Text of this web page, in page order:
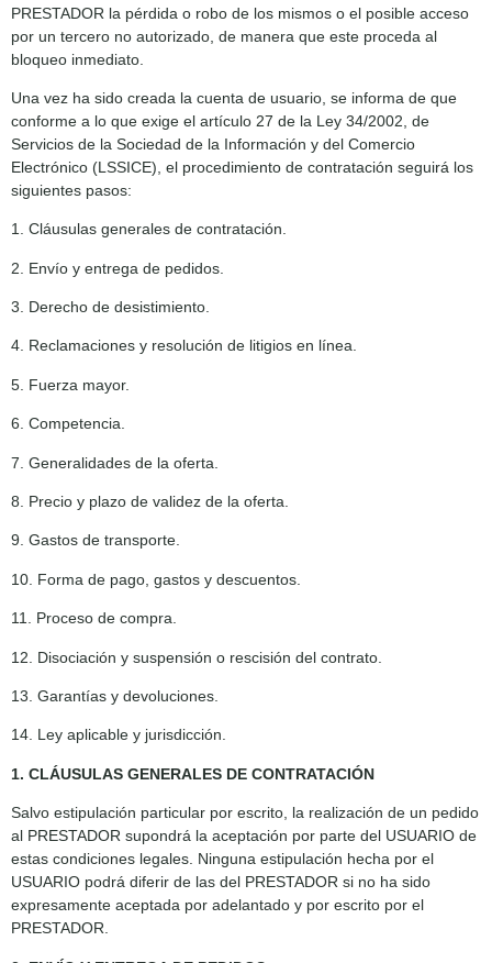
PRESTADOR la pérdida o robo de los mismos o el posible acceso
por un tercero no autorizado, de manera que este proceda al
bloqueo inmediato.
Una vez ha sido creada la cuenta de usuario, se informa de que
conforme a lo que exige el artículo 27 de la Ley 34/2002, de
Servicios de la Sociedad de la Información y del Comercio
Electrónico (LSSICE), el procedimiento de contratación seguirá los
siguientes pasos:
1. Cláusulas generales de contratación.
2. Envío y entrega de pedidos.
3. Derecho de desistimiento.
4. Reclamaciones y resolución de litigios en línea.
5. Fuerza mayor.
6. Competencia.
7. Generalidades de la oferta.
8. Precio y plazo de validez de la oferta.
9. Gastos de transporte.
10. Forma de pago, gastos y descuentos.
11. Proceso de compra.
12. Disociación y suspensión o rescisión del contrato.
13. Garantías y devoluciones.
14. Ley aplicable y jurisdicción.
1. CLÁUSULAS GENERALES DE CONTRATACIÓN
Salvo estipulación particular por escrito, la realización de un pedido
al PRESTADOR supondrá la aceptación por parte del USUARIO de
estas condiciones legales. Ninguna estipulación hecha por el
USUARIO podrá diferir de las del PRESTADOR si no ha sido
expresamente aceptada por adelantado y por escrito por el
PRESTADOR.